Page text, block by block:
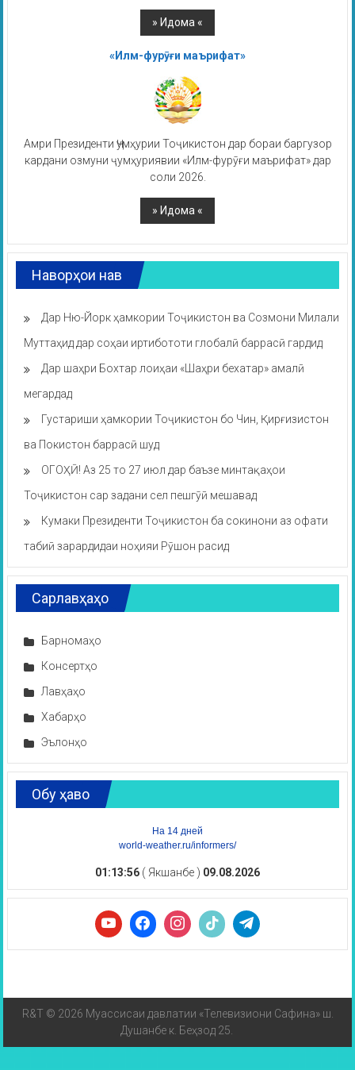
«Илм-фурӯғи маърифат»
Амри Президенти Ҷумҳурии Тоҷикистон дар бораи баргузор
кардани озмуни ҷумҳуриявии «Илм-фурӯғи маърифат» дар
соли 2026.
Наворҳои нав
Дар Ню-Йорк ҳамкории Тоҷикистон ва Созмони Милали
Муттаҳид дар соҳаи иртибототи глобалӣ баррасӣ гардид
Дар шаҳри Бохтар лоиҳаи «Шаҳри бехатар» амалӣ
мегардад
Густариши ҳамкории Тоҷикистон бо Чин, Қирғизистон
ва Покистон баррасӣ шуд
ОГОҲӢ! Аз 25 то 27 июл дар баъзе минтақаҳои
Тоҷикистон сар задани сел пешгӯӣ мешавад
Кумаки Президенти Тоҷикистон ба сокинони аз офати
табиӣ зарардидаи ноҳияи Рӯшон расид
Сарлавҳаҳо
Барномаҳо
Консертҳо
Лавҳаҳо
Хабарҳо
Эълонҳо
Обу ҳаво
На 14 дней
world-weather.ru/informers/
01:13:56 ( Якшанбе ) 09.08.2026
R&T © 2026 Муассисаи давлатии «Телевизиони Сафина» ш.
Душанбе к. Беҳзод 25.